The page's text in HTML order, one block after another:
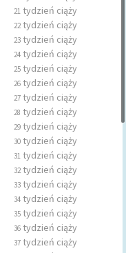
21 tydzień ciąży
22tydzień ciąży
23 tydzień ciąży
24 tydzień ciąży
25 tydzień ciąży
26 tydzień ciąży
27 tydzień ciąży
28 tydzień ciąży
29 tydzień ciąży
30 tydzień ciąży
31 tydzień ciąży
32tydzień ciąży
33 tydzień ciąży
34 tydzień ciąży
35 tydzień ciąży
36 tydzień ciąży
37 tydzień ciąży